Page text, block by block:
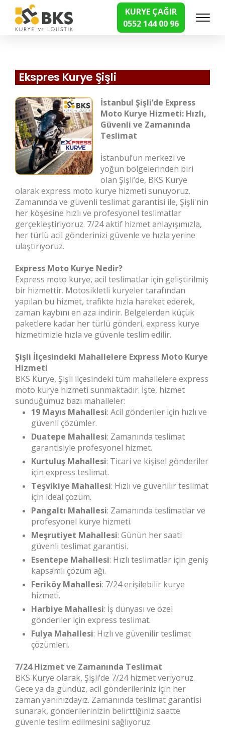
KURYE ÇAĞIR
0552 144 00 96
Hızlı Kurye Hizmetleri
Ekspres Kurye Şişli
İstanbul Şişli’de Express
Moto Kurye Hizmeti: Hızlı,
Güvenli ve Zamanında
Teslimat
İstanbul’un merkezi ve
yoğun bölgelerinden biri
olan Şişli’de, BKS Kurye
olarak express moto kurye hizmeti sunuyoruz.
Zamanında ve güvenli teslimat garantisi ile, Şişli'nin
her köşesine hızlı ve profesyonel teslimatlar
gerçekleştiriyoruz. 7/24 aktif hizmet anlayışımızla,
her türlü acil gönderinizi güvenle ve hızla yerine
ulaştırıyoruz.
Express Moto Kurye Nedir?
Express moto kurye, acil teslimatlar için geliştirilmiş
bir hizmettir. Motosikletli kuryeler tarafından
yapılan bu hizmet, trafikte hızla hareket ederek,
zaman kaybını en aza indirir. Belgelerden küçük
paketlere kadar her türlü gönderi, express kurye
hizmetimizle hızla ve güvenle teslim edilir.
Şişli İlçesindeki Mahallelere Express Moto Kurye
Hizmeti
BKS Kurye, Şişli ilçesindeki tüm mahallelere express
moto kurye hizmeti sunmaktadır. İşte, hizmet
sunduğumuz bazı mahalleler:
19 Mayıs Mahallesi: Acil gönderiler için hızlı ve
güvenli çözümler.
Duatepe Mahallesi: Zamanında teslimat
garantisiyle profesyonel hizmet.
Kurtuluş Mahallesi: Ticari ve kişisel gönderiler
için express teslimat.
Teşvikiye Mahallesi: Hızlı ve güvenilir teslimat
için ideal çözüm.
Pangaltı Mahallesi: Zamanında teslimatlar ve
profesyonel kurye hizmeti.
Meşrutiyet Mahallesi: Günün her saati
güvenli teslimat garantisi.
Esentepe Mahallesi: Hızlı teslimatlar için geniş
kapsamlı çözüm ağı.
Feriköy Mahallesi: 7/24 erişilebilir kurye
hizmeti.
Harbiye Mahallesi: İş dünyası ve özel
gönderiler için express teslimat.
Fulya Mahallesi: Hızlı ve güvenilir teslimat
çözümleri.
7/24 Hizmet ve Zamanında Teslimat
BKS Kurye olarak, Şişli’de 7/24 hizmet veriyoruz.
Gece ya da gündüz, acil gönderileriniz için her
zaman yanınızdayız. Zamanında teslimat garantisi
sunarak, gönderilerinizin belirttiğiniz saatte
güvenle teslim edilmesini sağlıyoruz.